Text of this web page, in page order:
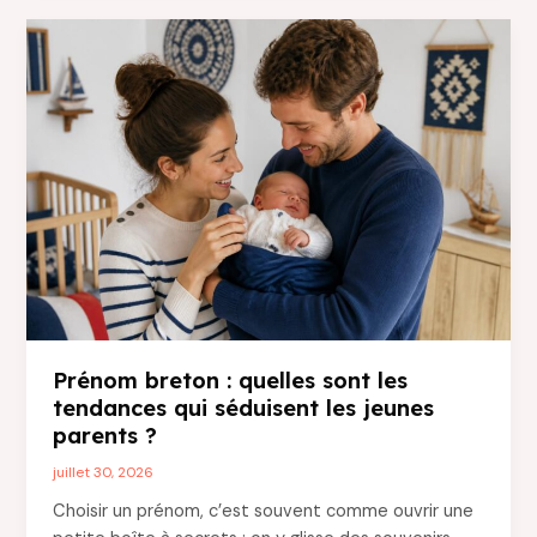
choisir
pour
bien
démarrer
la
diversification
alimentaire
?
Prénom breton : quelles sont les
tendances qui séduisent les jeunes
parents ?
juillet 30, 2026
Choisir un prénom, c’est souvent comme ouvrir une